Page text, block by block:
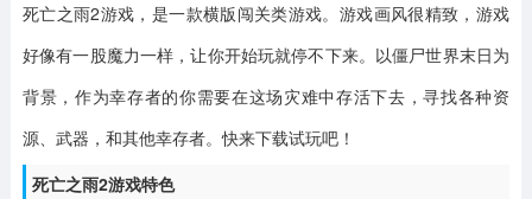
策略游戏 文字游戏 角色扮演
死亡之雨2游戏，是一款横版闯关类游戏。游戏画风很精致，游戏
好像有一股魔力一样，让你开始玩就停不下来。以僵尸世界末日为
背景，作为幸存者的你需要在这场灾难中存活下去，寻找各种资
源、武器，和其他幸存者。快来下载试玩吧！
死亡之雨2游戏特色